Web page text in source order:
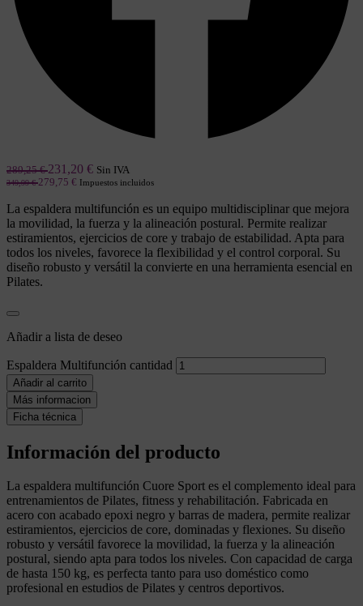
289,25€ 231,20 € Sin IVA
349,99€ 279,75 € Impuestos incluidos
La espaldera multifunción es un equipo multidisciplinar que mejora
la movilidad, la fuerza y la alineación postural. Permite realizar
estiramientos, ejercicios de core y trabajo de estabilidad. Apta para
todos los niveles, favorece la flexibilidad y el control corporal. Su
diseño robusto y versátil la convierte en una herramienta esencial en
Pilates.
Añadir a lista de deseo
Espaldera Multifunción cantidad
Añadir al carrito
Más informacion
Ficha técnica
Información del producto
La espaldera multifunción Cuore Sport es el complemento ideal para
entrenamientos de Pilates, fitness y rehabilitación. Fabricada en
acero con acabado epoxi negro y barras de madera, permite realizar
estiramientos, ejercicios de core, dominadas y flexiones. Su diseño
robusto y versátil favorece la movilidad, la fuerza y la alineación
postural, siendo apta para todos los niveles. Con capacidad de carga
de hasta 150 kg, es perfecta tanto para uso doméstico como
profesional en estudios de Pilates y centros deportivos.